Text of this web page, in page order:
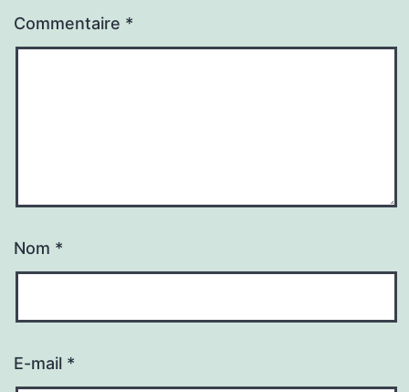
Commentaire *
Nom *
E-mail *